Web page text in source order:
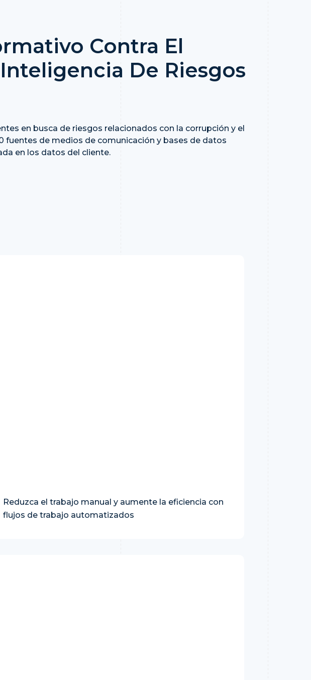
Contra El
De Riesgos
en busca de riesgos relacionados con la corrupción y el
de medios de comunicación y bases de datos
en los datos del cliente.
Reduzca el trabajo manual y aumente la eficiencia con
flujos de trabajo automatizados